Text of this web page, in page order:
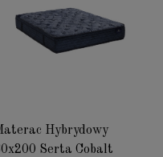
Hybrydowy
Serta Cobalt